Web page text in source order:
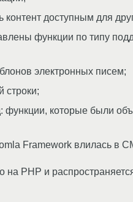
контент доступным для
функции по типу
электронных писем;
строки;
функции, которые были
Framework влилась в
РНР и